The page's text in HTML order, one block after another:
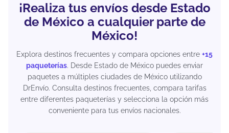
¡Realiza tus envíos desde Estado
de México a cualquier parte de
México!
Explora destinos frecuentes y compara opciones entre +15
paqueterías. Desde Estado de México puedes enviar
paquetes a múltiples ciudades de México utilizando
DrEnvío. Consulta destinos frecuentes, compara tarifas
entre diferentes paqueterías y selecciona la opción más
conveniente para tus envíos nacionales.